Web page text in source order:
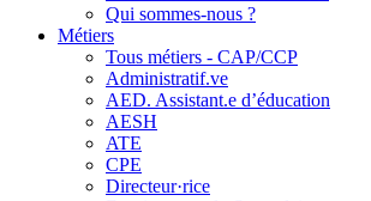
Qui sommes-nous ?
Métiers
Tous métiers - CAP/CCP
Administratif.ve
AED. Assistant.e d’éducation
AESH
ATE
CPE
Directeur·rice